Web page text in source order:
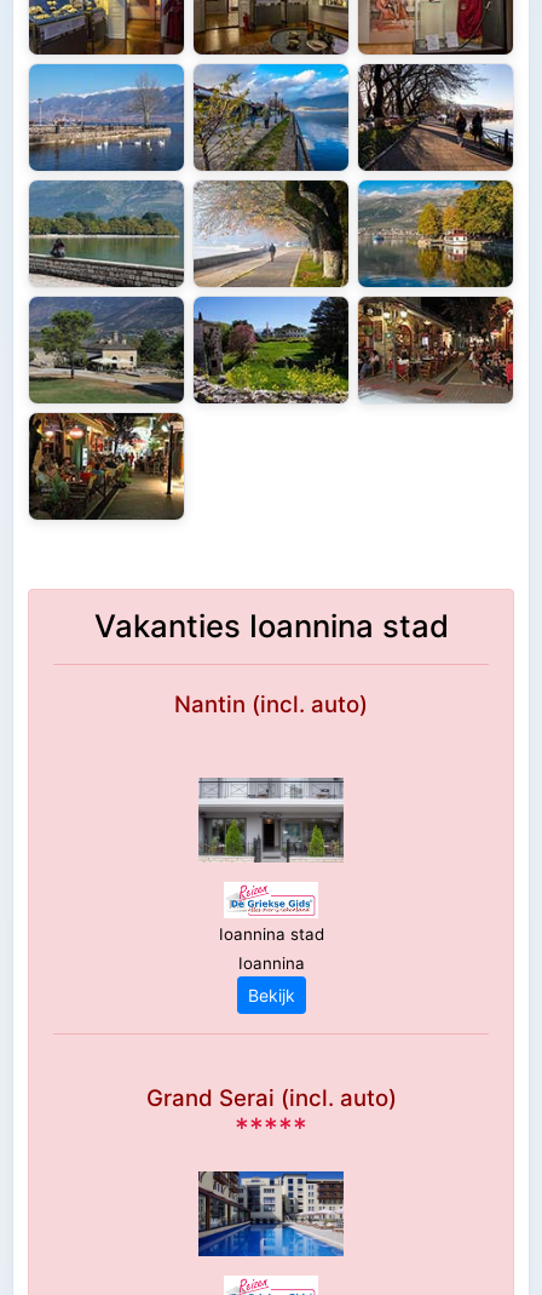
Vakanties Ioannina stad
Nantin (incl. auto)
Ioannina stad
Ioannina
Bekijk
Grand Serai (incl. auto)
*****